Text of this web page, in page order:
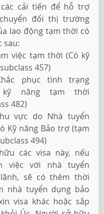
cải tiến để hỗ trợ
đổi thị trường
lao động tạm thời có
sau:
việc tạm thời (Có kỹ
457)
phục tình trạng
kỹ năng tạm thời
482)
vực do Nhà tuyển
Kỹ năng Bảo trợ (tạm
494)
các visa này, nếu
việc với nhà tuyển
sẽ có thêm thời
nhà tuyển dụng bảo
visa khác hoặc sắp